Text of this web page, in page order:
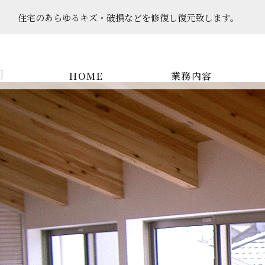
]
住宅のあらゆるキズ・破損などを​​​​​​​修復し復元致します。
HOME 業務内容